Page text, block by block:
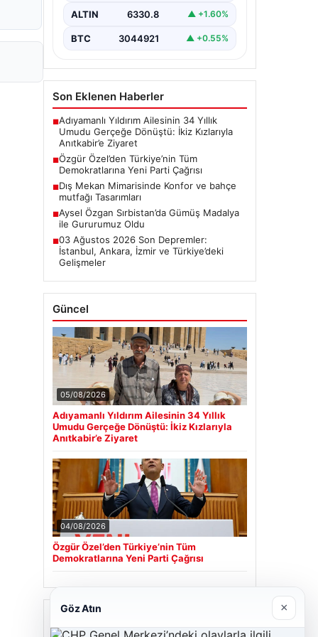
…
ALTIN 6330.8 ▲ +1.60%
BTC 3044921 ▲ +0.55%
Son Eklenen Haberler
■Adıyamanlı Yıldırım Ailesinin 34 Yıllık
Umudu Gerçeğe Dönüştü: İkiz Kızlarıyla
Anıtkabir’e Ziyaret
■Özgür Özel’den Türkiye’nin Tüm
Demokratlarına Yeni Parti Çağrısı
■Dış Mekan Mimarisinde Konfor ve bahçe
mutfağı Tasarımları
■Aysel Özgan Sırbistan’da Gümüş Madalya
ile Gururumuz Oldu
■03 Ağustos 2026 Son Depremler:
İstanbul, Ankara, İzmir ve Türkiye’deki
Gelişmeler
Güncel
05/08/2026
Adıyamanlı Yıldırım Ailesinin 34 Yıllık
Umudu Gerçeğe Dönüştü: İkiz Kızlarıyla
Anıtkabir’e Ziyaret
04/08/2026
Özgür Özel’den Türkiye’nin Tüm
Demokratlarına Yeni Parti Çağrısı
Son Eklenen Firmalar
Göz Atın ×